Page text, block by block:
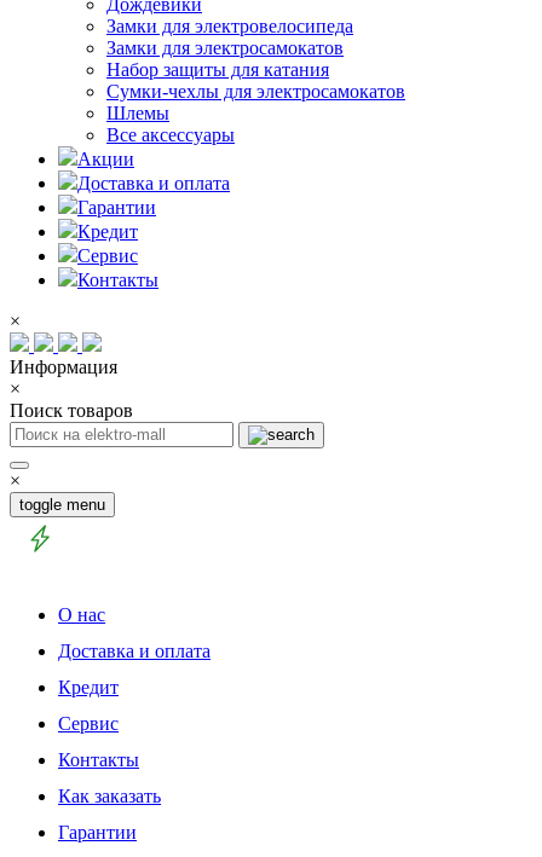
Дождевики
Замки для электровелосипеда
Замки для электросамокатов
Набор защиты для катания
Сумки-чехлы для электросамокатов
Шлемы
Все аксессуары
Акции
Доставка и оплата
Гарантии
Кредит
Сервис
Контакты
×
Информация
×
Поиск товаров
×
toggle menu
О нас
Доставка и оплата
Кредит
Сервис
Контакты
Как заказать
Гарантии